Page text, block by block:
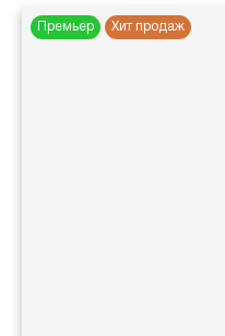
Премьер Хит продаж